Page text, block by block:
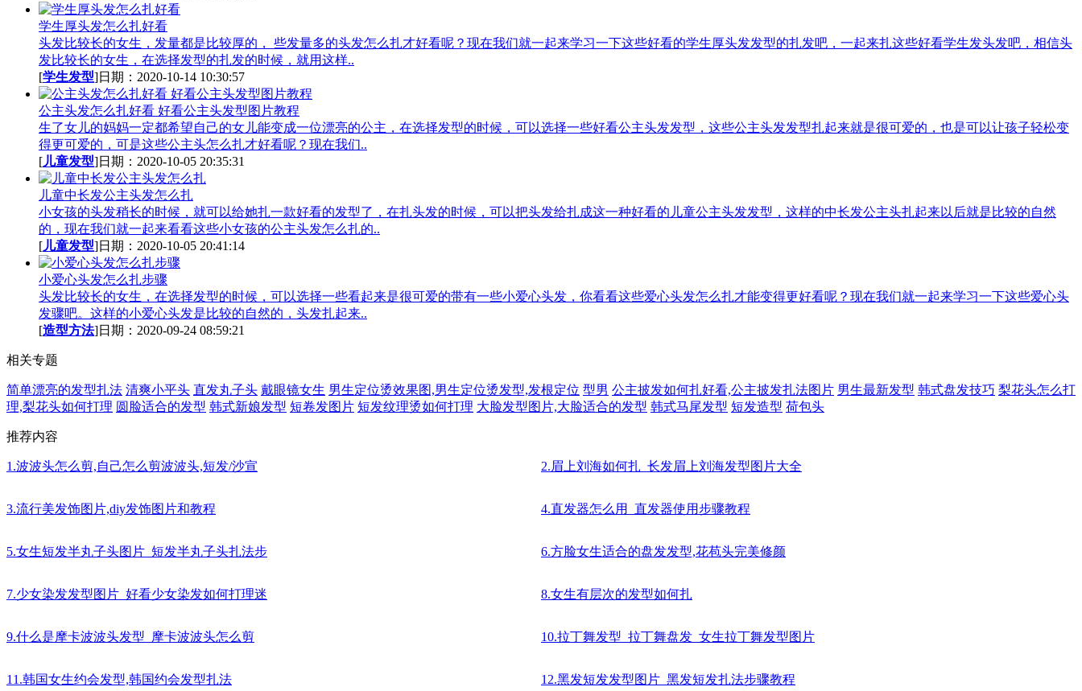
学生厚头发怎么扎好看
头发比较长的女生，发量都是比较厚的， 些发量多的头发怎么扎才好看呢？现在我们就一起来学习一下这些好看的学生厚头发发型的扎发吧，一起来扎这些好看学生发头发吧，相信头
发比较长的女生，在选择发型的扎发的时候，就用这样..
[学生发型]日期：2020-10-14 10:30:57
公主头发怎么扎好看 好看公主头发型图片教程
生了女儿的妈妈一定都希望自己的女儿能变成一位漂亮的公主，在选择发型的时候，可以选择一些好看公主头发发型，这些公主头发发型扎起来就是很可爱的，也是可以让孩子轻松变
得更可爱的，可是这些公主头怎么扎才好看呢？现在我们..
[儿童发型]日期：2020-10-05 20:35:31
儿童中长发公主头发怎么扎
小女孩的头发稍长的时候，就可以给她扎一款好看的发型了，在扎头发的时候，可以把头发给扎成这一种好看的儿童公主头发发型，这样的中长发公主头扎起来以后就是比较的自然
的，现在我们就一起来看看这些小女孩的公主头发怎么扎的..
[儿童发型]日期：2020-10-05 20:41:14
小爱心头发怎么扎步骤
头发比较长的女生，在选择发型的时候，可以选择一些看起来是很可爱的带有一些小爱心头发，你看看这些爱心头发怎么扎才能变得更好看呢？现在我们就一起来学习一下这些爱心头
发骤吧。这样的小爱心头发是比较的自然的，头发扎起来..
[造型方法]日期：2020-09-24 08:59:21
相关专题
简单漂亮的发型扎法 清爽小平头 直发丸子头 戴眼镜女生 男生定位烫效果图,男生定位烫发型,发根定位 型男 公主披发如何扎好看,公主披发扎法图片 男生最新发型 韩式盘发技巧 梨花头怎么打
理,梨花头如何打理 圆脸适合的发型 韩式新娘发型 短卷发图片 短发纹理烫如何打理 大脸发型图片,大脸适合的发型 韩式马尾发型 短发造型 荷包头
推荐内容
1.波波头怎么剪,自己怎么剪波波头,短发/沙宣 2.眉上刘海如何扎_长发眉上刘海发型图片大全
3.流行美发饰图片,diy发饰图片和教程 4.直发器怎么用_直发器使用步骤教程
5.女生短发半丸子头图片_短发半丸子头扎法步 6.方脸女生适合的盘发发型,花苞头完美修颜
7.少女染发发型图片_好看少女染发如何打理迷 8.女生有层次的发型如何扎
9.什么是摩卡波波头发型_摩卡波波头怎么剪 10.拉丁舞发型_拉丁舞盘发_女生拉丁舞发型图片
11.韩国女生约会发型,韩国约会发型扎法 12.黑发短发发型图片_黑发短发扎法步骤教程